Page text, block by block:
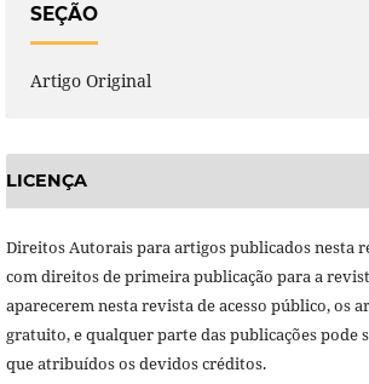
SEÇÃO
Artigo Original
LICENÇA
Direitos Autorais para artigos publicados nesta
com direitos de primeira publicação para a
aparecerem nesta revista de acesso público, os
gratuito, e qualquer parte das publicações pode
que atribuídos os devidos créditos.